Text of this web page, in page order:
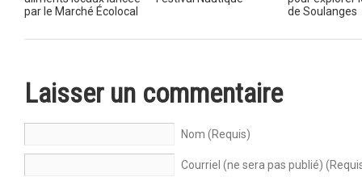
par le Marché Écolocal
de Soulanges
Laisser un commentaire
Nom (Requis)
Courriel (ne sera pas publié)